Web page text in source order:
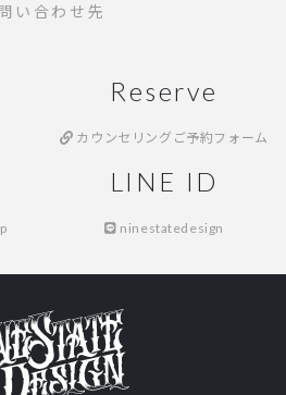
い合わせ先
Reserve
カウンセリングご予約フォーム
LINE ID
ninestatedesign